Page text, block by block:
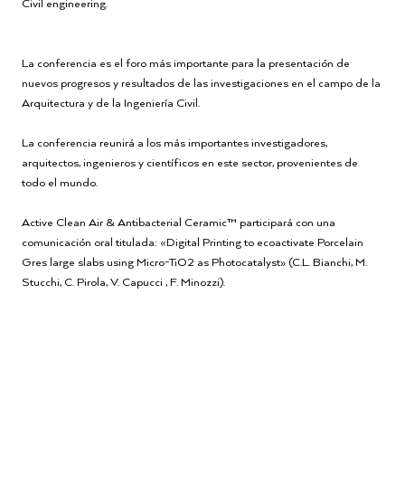
La conferencia es el foro más importante para la presentación de
nuevos progresos y resultados de las investigaciones en el campo de la
Arquitectura y de la Ingeniería Civil.
La conferencia reunirá a los más importantes investigadores,
arquitectos, ingenieros y científicos en este sector, provenientes de
todo el mundo.
Active Clean Air & Antibacterial Ceramic™ participará con una
comunicación oral titulada: «Digital Printing to ecoactivate Porcelain
Gres large slabs using Micro-TiO2 as Photocatalyst» (C.L. Bianchi, M.
Stucchi, C. Pirola, V. Capucci , F. Minozzi).